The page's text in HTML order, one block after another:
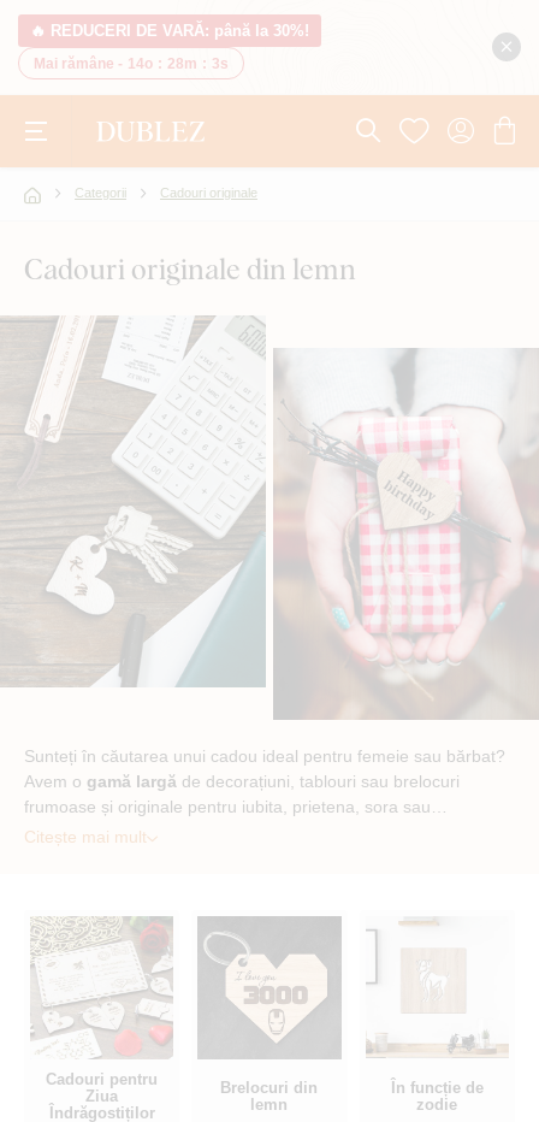
🔥 REDUCERI DE VARĂ: până la 30%!
Mai rămâne - 14o : 28m : 2s
Categorii Cadouri originale
Cadouri originale din lemn
Sunteți în căutarea unui cadou ideal pentru femeie sau bărbat?
Avem o gamă largă de decorațiuni, tablouri sau brelocuri
frumoase și originale pentru iubita, prietena, sora sau…
Citește mai mult
Cadouri pentru
Ziua
Îndrăgostiților
Brelocuri din
lemn
În funcție de
zodie